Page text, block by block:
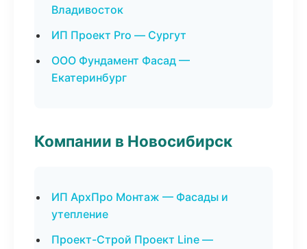
Владивосток
ИП Проект Pro — Сургут
ООО Фундамент Фасад —
Екатеринбург
Компании в Новосибирск
ИП АрхПро Монтаж — Фасады и
утепление
Проект-Строй Проект Line —